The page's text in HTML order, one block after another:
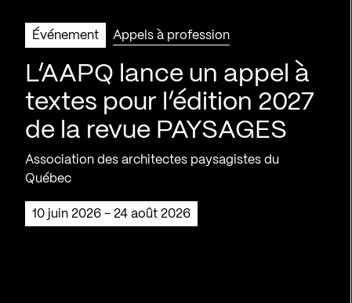
Événement Appels à profession
L’AAPQ lance un appel à
textes pour l’édition 2027
de la revue PAYSAGES
Association des architectes paysagistes du
Québec
10 juin 2026 - 24 août 2026